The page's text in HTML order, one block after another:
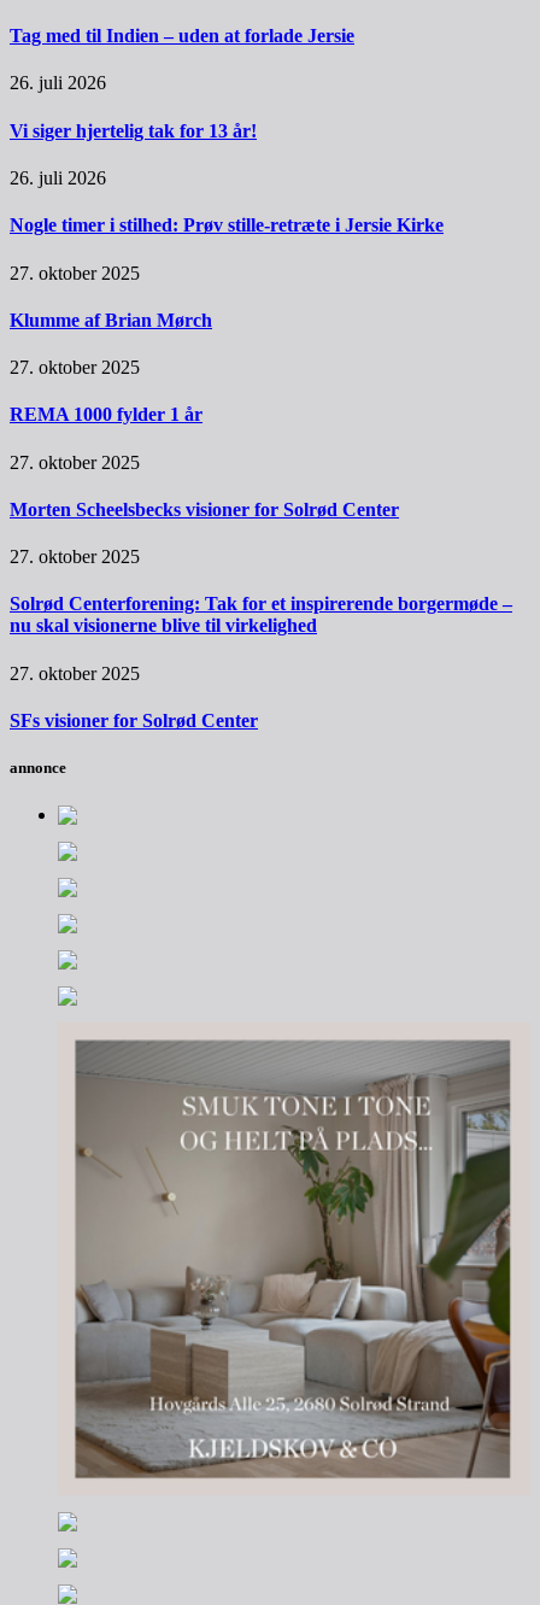
Tag med til Indien – uden at forlade Jersie
26. juli 2026
Vi siger hjertelig tak for 13 år!
26. juli 2026
Nogle timer i stilhed: Prøv stille-retræte i Jersie Kirke
27. oktober 2025
Klumme af Brian Mørch
27. oktober 2025
REMA 1000 fylder 1 år
27. oktober 2025
Morten Scheelsbecks visioner for Solrød Center
27. oktober 2025
Solrød Centerforening: Tak for et inspirerende borgermøde –
nu skal visionerne blive til virkelighed
27. oktober 2025
SFs visioner for Solrød Center
annonce